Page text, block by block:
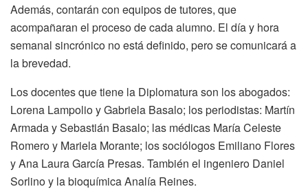
Además, contarán con equipos de tutores, que
acompañaran el proceso de cada alumno. El día y hora
semanal sincrónico no está definido, pero se comunicará a
la brevedad.
Los docentes que tiene la Diplomatura son los abogados:
Lorena Lampolio y Gabriela Basalo; los periodistas: Martín
Armada y Sebastián Basalo; las médicas María Celeste
Romero y Mariela Morante; los sociólogos Emiliano Flores
y Ana Laura García Presas. También el ingeniero Daniel
Sorlino y la bioquímica Analía Reines.